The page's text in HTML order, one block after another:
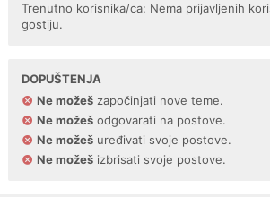
Trenutno korisnika/ca: Nema prijavljenih
gostiju.
DOPUŠTENJA
Ne možeš započinjati nove teme.
Ne možeš odgovarati na postove.
Ne možeš uređivati svoje postove.
Ne možeš izbrisati svoje postove.